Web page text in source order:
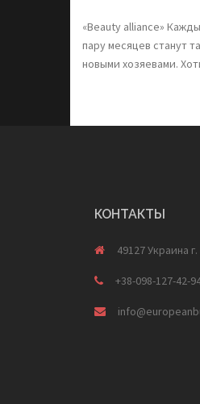
«Beauty alliance»
пару месяцев станут
новыми хозяевами.
КОНТАКТЫ
49127 Украина
+38-098-127-42-